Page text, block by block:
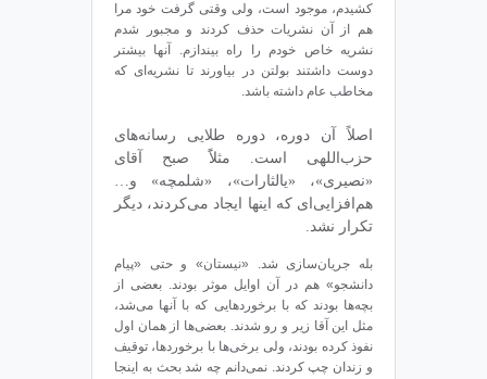
کشیدم، موجود است، ولی وقتی گرفت خود مرا
هم از آن نشریات حذف کردند و مجبور شدم
نشریه‌ خاص خودم را راه بیندازم. آنها بیشتر
دوست داشتند بولتن در بیاورند تا نشریه‌ای که
مخاطب عام داشته باشد.
اصلاً آن دوره، دوره‌ طلایی رسانه‌های
حزب‌اللهی است. مثلاًَ صبح آقای
«نصیری»، «یالثارات»، «شلمچه» و…
هم‌افزایی‌ای که اینها ایجاد می‌کردند، دیگر
تکرار نشد.
بله جریان‌سازی شد. «نیستان» و حتی «پیام
دانشجو» هم در آن اوایل موثر بودند. بعضی از
بچه‌ها بودند که با برخوردهایی که با آنها می‌شد،
مثل این آقا زیر و رو شدند. بعضی‌ها از همان اول
نفوذ کرده بودند، ولی برخی‌ها با برخوردها، توقیف
و زندان چپ کردند. نمی‌دانم چه شد بحث به اینجا